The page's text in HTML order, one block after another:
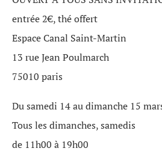
entrée 2€, thé offert
Espace Canal Saint-Martin
13 rue Jean Poulmarch
75010 paris
Du samedi 14 au dimanche 15
Tous les dimanches, samedis
de 11h00 à 19h00